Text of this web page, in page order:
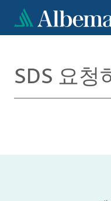
콘
SDS 요청